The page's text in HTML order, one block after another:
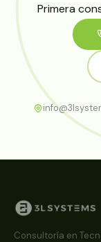
Primera
Consultoría en